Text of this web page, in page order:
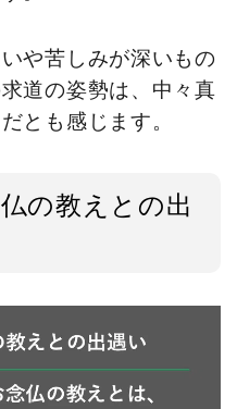
や苦しみが深いもの
道の姿勢は、中々真
とも感じます。
の教えとの出